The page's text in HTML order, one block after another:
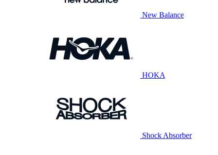
New Balance
HOKA
Shock Absorber